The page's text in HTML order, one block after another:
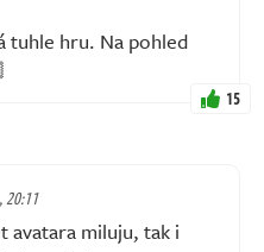
tuhle hru. Na pohled
15
20:11
avatara miluju, tak i